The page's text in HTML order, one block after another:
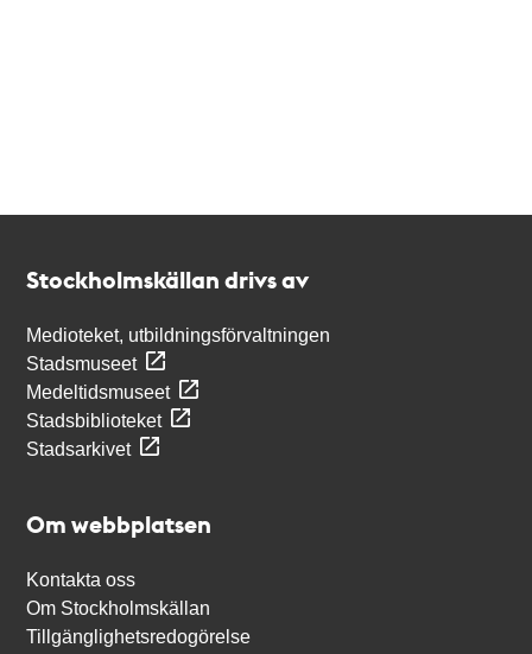
Stockholmskällan drivs av
Medioteket, utbildningsförvaltningen
Stadsmuseet
Medeltidsmuseet
Stadsbiblioteket
Stadsarkivet
Om webbplatsen
Kontakta oss
Om Stockholmskällan
Tillgänglighetsredogörelse